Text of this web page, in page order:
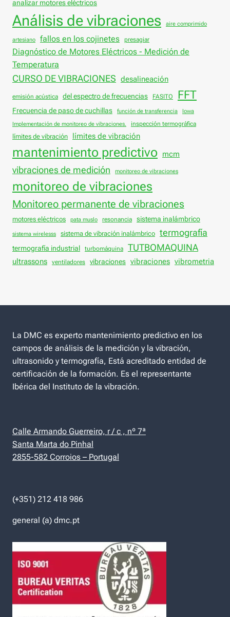
analizar motores eléctricos
Análisis de vibraciones aire comprimido
artesiano fallos en los cojinetes presagiar
Diagnóstico de Motores Eléctricos - Medición de
Temperatura
CURSO DE VIBRACIONES desalineación
emisión acústica del espectro de frecuencias FASITO FFT
Frecuencia de paso de cuchillas función de transferencia
Iowa
Implementación de monitoreo de vibraciones.
inspección termográfica
límites de vibración límites de vibración
mantenimiento predictivo mcm
vibraciones de medición monitoreo de vibraciones
monitoreo de vibraciones
Monitoreo permanente de vibraciones
motores eléctricos pata muslo resonancia sistema inalámbrico
sistema wirelesss sistema de vibración inalámbrico termografía
termografía industrial turbomáquina TUTBOMAQUINA
ultrassons ventiladores vibraciones vibraciones vibrometria
La DMC es experto mantenimiento predictivo en los
campos de análisis de la medición y la vibración,
ultrasonido y termografía, Está acreditado entidad de
certificación de la formación. Es el representante
Ibérica del Instituto de la vibración.
Calle Armando Guerreiro, r / c , nº 7ª
Santa Marta do Pinhal
2855-582 Corroios – Portugal
(+351) 212 418 986
general (a) dmc.pt